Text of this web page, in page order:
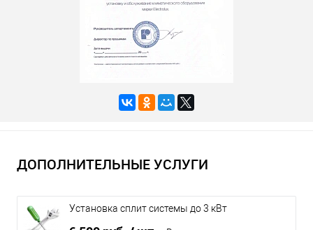
ДОПОЛНИТЕЛЬНЫЕ УСЛУГИ
Установка сплит системы до 3 кВт